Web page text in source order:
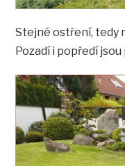
Stejné ostření, tedy
Pozadí i popředí